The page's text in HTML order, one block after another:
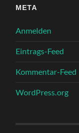
META
Anmelden
Eintrags-Feed
Kommentar-Feed
WordPress.org